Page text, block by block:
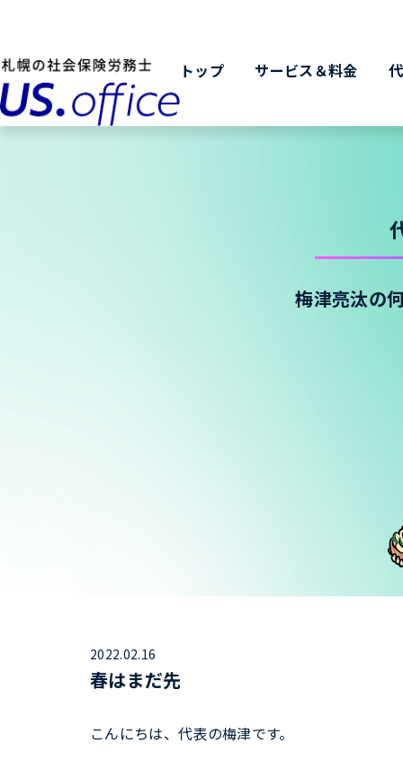
トップ サービス＆料金
梅津亮汰の
2022.02.16
春はまだ先
こんにちは、代表の梅津です。